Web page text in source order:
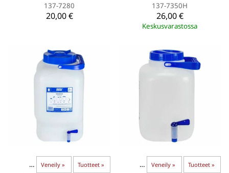
137-7280
20,00 €
137-7350H
26,00 €
Keskusvarastossa
Tuotteet ‪»
Veneily ‪» Tuotteet ‪»
Veneily ‪»
Tankit ja säiliöt
Vesisäiliöt ‪»